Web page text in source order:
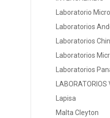
Laboratorio
Laboratorios
Laboratorios
Laboratorios
Laboratorios
Lapisa
Malta Cleyton